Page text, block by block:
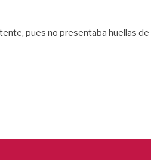
pues no presentaba huellas de